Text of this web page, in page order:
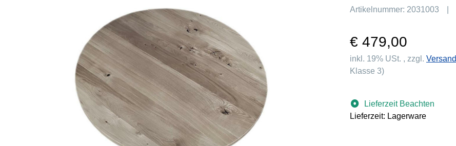
Artikelnummer: 2031003
€ 479,00
inkl. 19% USt. , zzgl. Versand
Klasse 3)
Lieferzeit Beachten
Lieferzeit: Lagerware